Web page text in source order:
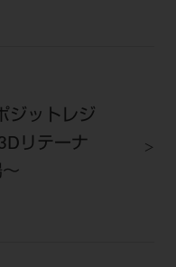
ジットレジ
リテーナ